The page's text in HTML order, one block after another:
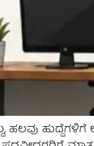
ಹುದ್ದೆಗಳಿಗೆ